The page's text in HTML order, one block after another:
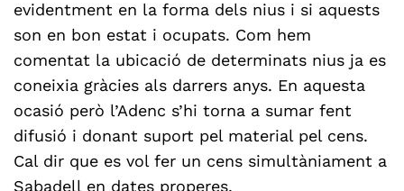
evidentment en la forma dels nius i si aquests
son en bon estat i ocupats. Com hem
comentat la ubicació de determinats nius ja es
coneixia gràcies als darrers anys. En aquesta
ocasió però l’Adenc s’hi torna a sumar fent
difusió i donant suport pel material pel cens.
Cal dir que es vol fer un cens simultàniament a
Sabadell en dates properes.